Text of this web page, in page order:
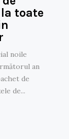
toate
noile
an
de
de...